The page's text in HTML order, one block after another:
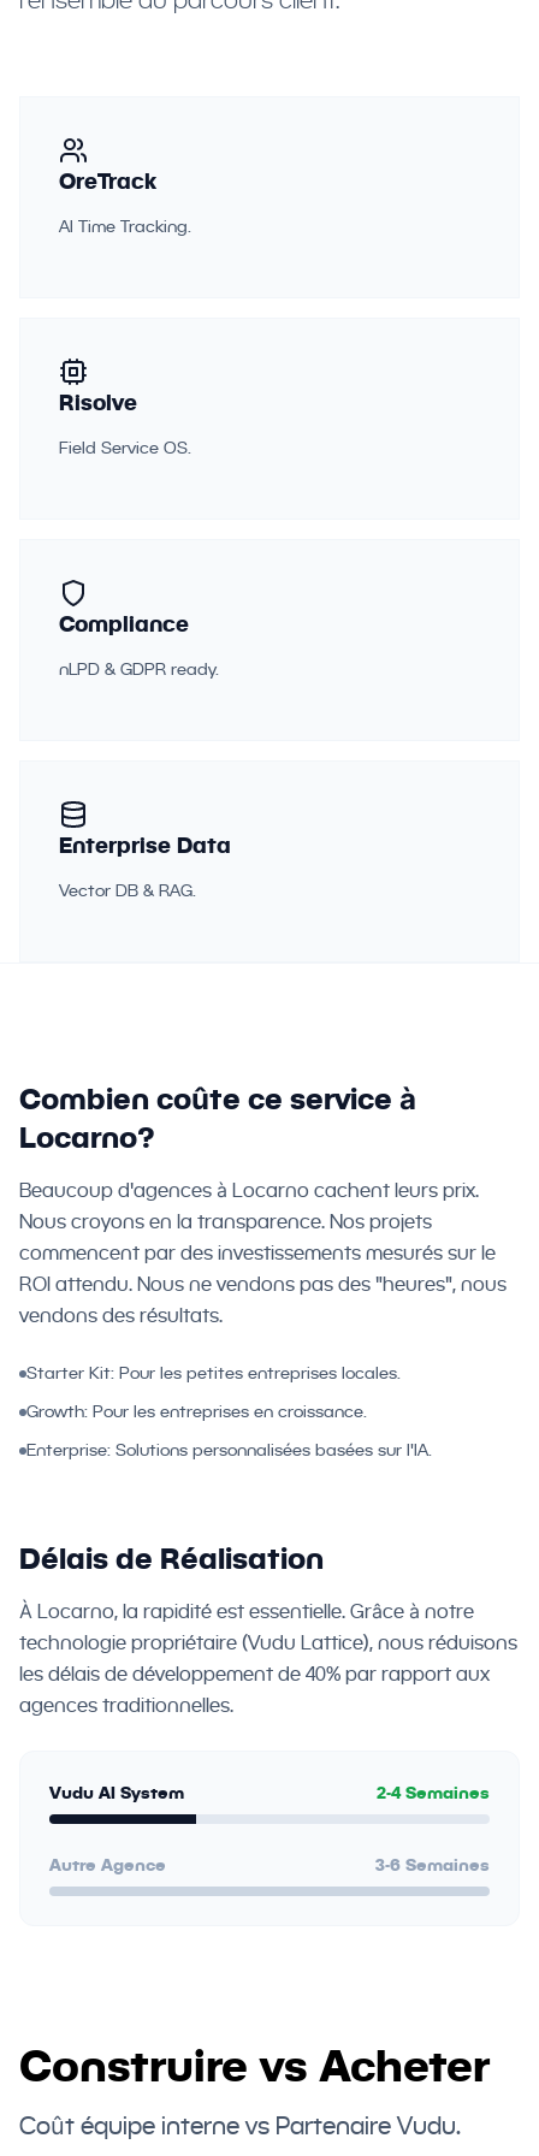
OreTrack
AI Time Tracking.
Risolve
Field Service OS.
Compliance
nLPD & GDPR ready.
Enterprise Data
Vector DB & RAG.
Combien coûte ce service à
Locarno?
Beaucoup d'agences à Locarno cachent leurs prix.
Nous croyons en la transparence. Nos projets
commencent par des investissements mesurés sur le
ROI attendu. Nous ne vendons pas des "heures", nous
vendons des résultats.
Starter Kit: Pour les petites entreprises locales.
Growth: Pour les entreprises en croissance.
Enterprise: Solutions personnalisées basées sur l'IA.
Délais de Réalisation
À Locarno, la rapidité est essentielle. Grâce à notre
technologie propriétaire (Vudu Lattice), nous réduisons
les délais de développement de 40% par rapport aux
agences traditionnelles.
Vudu AI System 2-4 Semaines
Autre Agence 3-6 Semaines
Construire vs Acheter
Coût équipe interne vs Partenaire Vudu.